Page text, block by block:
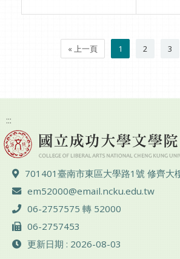
« 上一頁 1 2 3
:::
地址 ：
701401臺南市東區大學路1號 修齊大
電子郵件 ：
em52000@email.ncku.edu.tw
電話 ：
06-2757575 轉 52000
傳真 ：
06-2757453
更新日期 : 2026-08-03